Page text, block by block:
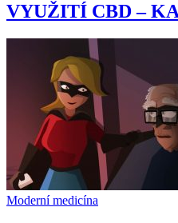
VYUŽITÍ CBD –
Moderní medicína